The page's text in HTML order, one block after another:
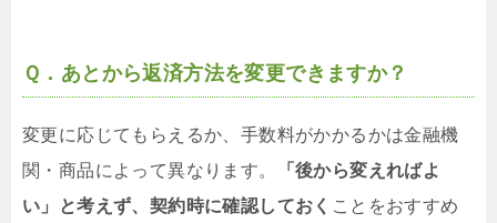
Ｑ．あとから返済方法を変更できますか？
変更に応じてもらえるか、手数料がかかるかは金融機
関・商品によって異なります。
「後から変えればよ
い」と考えず、契約時に確認しておく ことをおすすめ